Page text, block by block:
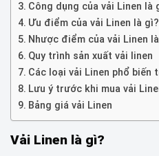
Công dụng của vải Linen là
Ưu điểm của vải Linen là gì?
Nhược điểm của vải Linen
Quy trình sản xuất vải linen
Các loại vải Linen phổ biến
Lưu ý trước khi mua vải
Bảng giá vải Linen
Vải Linen là gì?